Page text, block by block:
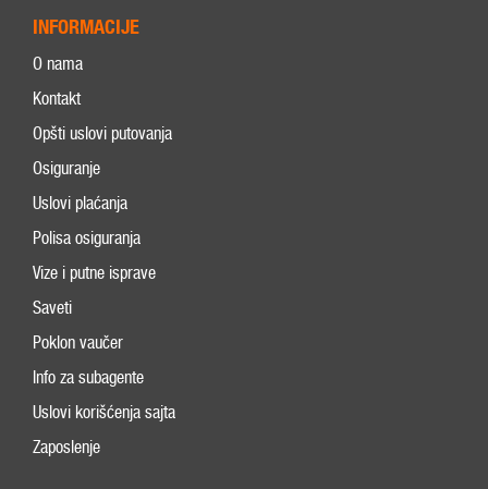
INFORMACIJE
O nama
Kontakt
Opšti uslovi putovanja
Osiguranje
Uslovi plaćanja
Polisa osiguranja
Vize i putne isprave
Saveti
Poklon vaučer
Info za subagente
Uslovi korišćenja sajta
Zaposlenje